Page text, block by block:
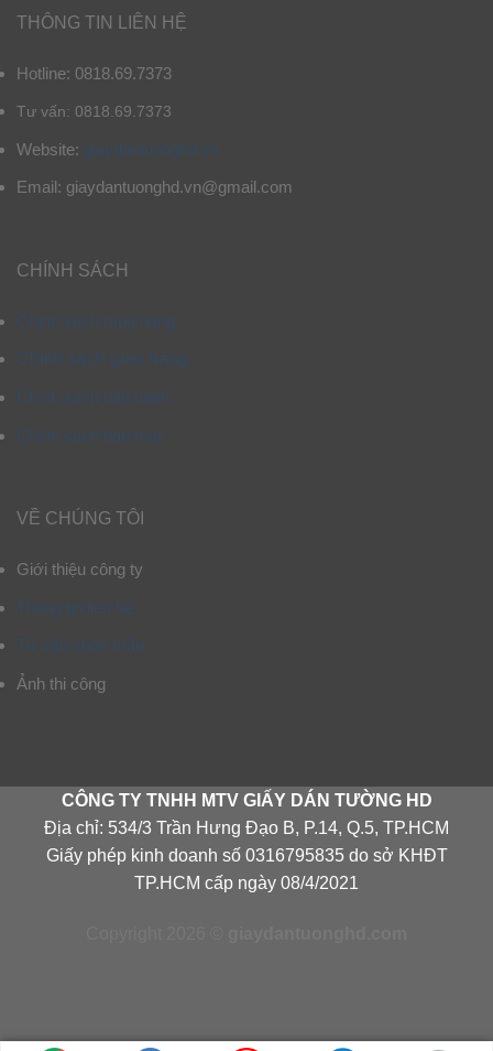
THÔNG TIN LIÊN HỆ
Hotline: 0818.69.7373
Tư vấn: 0818.69.7373
Website: giaydantuonghd.vn
Email: giaydantuonghd.vn@gmail.com
CHÍNH SÁCH
Chính sách mua hàng
Chính sách giao hàng
Chính sách bảo hành
Chính sách bảo mật
VỀ CHÚNG TÔI
Giới thiệu công ty
Thông tin liên hệ
Tư vấn chọn mẫu
Ảnh thi công
CÔNG TY TNHH MTV GIẤY DÁN TƯỜNG HD
Địa chỉ: 534/3 Trần Hưng Đạo B, P.14, Q.5, TP.HCM
Giấy phép kinh doanh số 0316795835 do sở KHĐT
TP.HCM cấp ngày 08/4/2021